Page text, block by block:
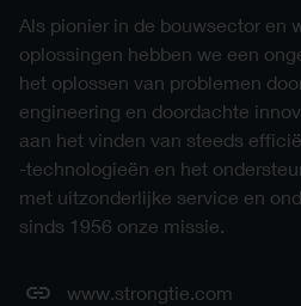
c-akr95z-2d0-np-btr-2-
c-akr95z-2d0-np-btr-3-
c-akr95z-2d0-np-btr-4-
c-akr95z-2d0-np-ptr-2-
Als pionier in de bouwsector en
oplossingen hebben we een
het oplossen van problemen
engineering en doordachte
aan het vinden van steeds
-technologieën en het
met uitzonderlijke service en
sinds 1956 onze missie.
www.strongtie.com